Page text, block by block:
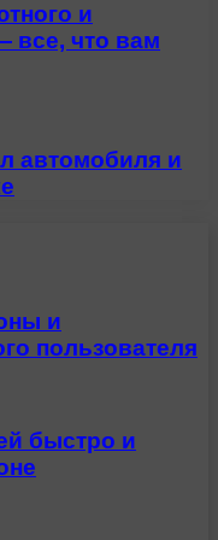
и
все, что вам
автомобиля и
и
пользователя
быстро и